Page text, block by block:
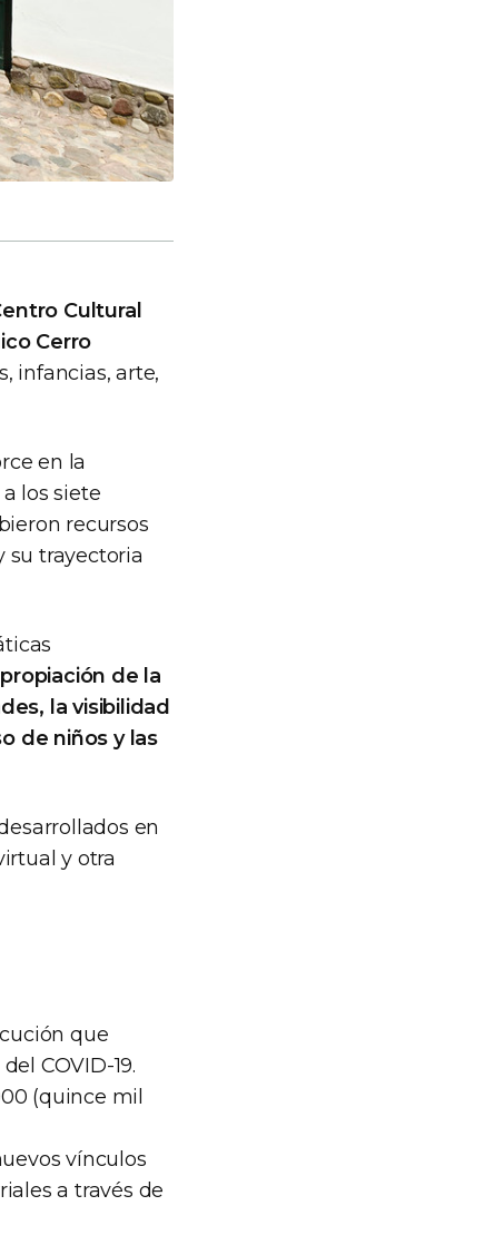
Cultural
Cerro
infancias, arte,
en la
los siete
recursos
su trayectoria
de la
la visibilidad
de niños y las
en
y otra
que
COVID-19.
(quince mil
vínculos
a través de